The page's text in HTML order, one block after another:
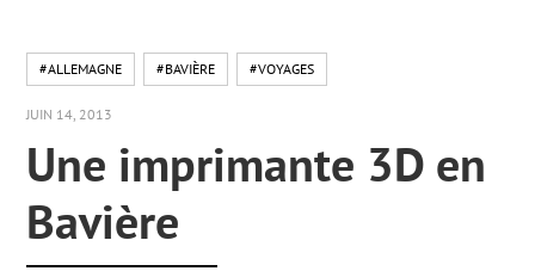
#ALLEMAGNE #BAVIÈRE #VOYAGES
JUIN 14, 2013
Une imprimante 3D en
Bavière